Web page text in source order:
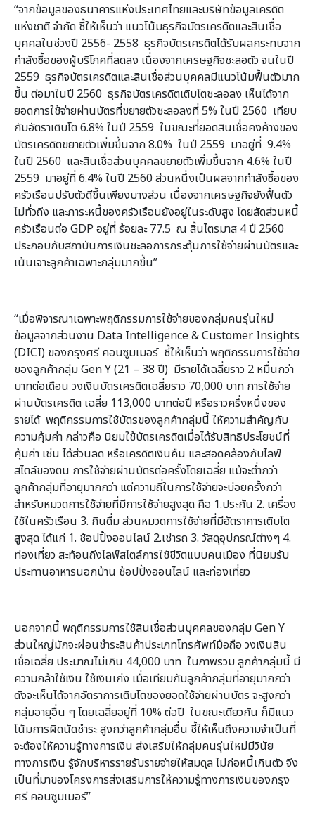
“จากข้อมูลของธนาคารแห่งประเทศไทยและบริษัทข้อมูลเครดิต
แห่งชาติ จำกัด ชี้ให้เห็นว่า แนวโน้มธุรกิจบัตรเครดิตและสินเชื่อ
บุคคลในช่วงปี 2556- 2558 ธุรกิจบัตรเครดิตได้รับผลกระทบจาก
กำลังซื้อของผู้บริโภคที่ลดลง เนื่องจากเศรษฐกิจชะลอตัว จนในปี
2559 ธุรกิจบัตรเครดิตและสินเชื่อส่วนบุคคลมีแนวโน้มฟื้นตัวมาก
ขึ้น ต่อมาในปี 2560 ธุรกิจบัตรเครดิตเติบโตชะลอลง เห็นได้จาก
ยอดการใช้จ่ายผ่านบัตรที่ขยายตัวชะลอลงที่ 5% ในปี 2560 เทียบ
กับอัตราเติบโต 6.8% ในปี 2559 ในขณะที่ยอดสินเชื่อคงค้างของ
บัตรเครดิตขยายตัวเพิ่มขึ้นจาก 8.0% ในปี 2559 มาอยู่ที่ 9.4%
ในปี 2560 และสินเชื่อส่วนบุคคลขยายตัวเพิ่มขึ้นจาก 4.6% ในปี
2559 มาอยู่ที่ 6.4% ในปี 2560 ส่วนหนึ่งเป็นผลจากกำลังซื้อของ
ครัวเรือนปรับตัวดีขึ้นเพียงบางส่วน เนื่องจากเศรษฐกิจยังฟื้นตัว
ไม่ทั่วถึง และภาระหนี้ของครัวเรือนยังอยู่ในระดับสูง โดยสัดส่วนหนี้
ครัวเรือนต่อ GDP อยู่ที่ ร้อยละ 77.5 ณ สิ้นไตรมาส 4 ปี 2560
ประกอบกับสถาบันการเงินชะลอการกระตุ้นการใช้จ่ายผ่านบัตรและ
เน้นเจาะลูกค้าเฉพาะกลุ่มมากขึ้น”
“เมื่อพิจารณาเฉพาะพฤติกรรมการใช้จ่ายของกลุ่มคนรุ่นใหม่
ข้อมูลจากส่วนงาน Data Intelligence & Customer Insights
(DICI) ของกรุงศรี คอนซูมเมอร์ ชี้ให้เห็นว่า พฤติกรรมการใช้จ่าย
ของลูกค้ากลุ่ม Gen Y (21 – 38 ปี) มีรายได้เฉลี่ยราว 2 หมื่นกว่า
บาทต่อเดือน วงเงินบัตรเครดิตเฉลี่ยราว 70,000 บาท การใช้จ่าย
ผ่านบัตรเครดิต เฉลี่ย 113,000 บาทต่อปี หรือราวครึ่งหนึ่งของ
รายได้ พฤติกรรมการใช้บัตรของลูกค้ากลุ่มนี้ ให้ความสำคัญกับ
ความคุ้มค่า กล่าวคือ นิยมใช้บัตรเครดิตเมื่อได้รับสิทธิประโยชน์ที่
คุ้มค่า เช่น ได้ส่วนลด หรือเครดิตเงินคืน และสอดคล้องกับไลฟ์
สไตล์ของตน การใช้จ่ายผ่านบัตรต่อครั้งโดยเฉลี่ย แม้จะต่ำกว่า
ลูกค้ากลุ่มที่อายุมากกว่า แต่ความถี่ในการใช้จ่ายจะบ่อยครั้งกว่า
สำหรับหมวดการใช้จ่ายที่มีการใช้จ่ายสูงสุด คือ 1.ประกัน 2. เครื่อง
ใช้ในครัวเรือน 3. กินดื่ม ส่วนหมวดการใช้จ่ายที่มีอัตราการเติบโต
สูงสุด ได้แก่ 1. ช้อปปิ้งออนไลน์ 2.เช่ารถ 3. วัสดุอุปกรณ์ต่างๆ 4.
ท่องเที่ยว สะท้อนถึงไลฟ์สไตล์การใช้ชีวิตแบบคนเมือง ที่นิยมรับ
ประทานอาหารนอกบ้าน ช้อปปิ้งออนไลน์ และท่องเที่ยว
นอกจากนี้ พฤติกรรมการใช้สินเชื่อส่วนบุคคลของกลุ่ม Gen Y
ส่วนใหญ่มักจะผ่อนชำระสินค้าประเภทโทรศัพท์มือถือ วงเงินสิน
เชื่อเฉลี่ย ประมาณไม่เกิน 44,000 บาท ในภาพรวม ลูกค้ากลุ่มนี้ มี
ความกล้าใช้เงิน ใช้เงินเก่ง เมื่อเทียบกับลูกค้ากลุ่มที่อายุมากกว่า
ดังจะเห็นได้จากอัตราการเติบโตของยอดใช้จ่ายผ่านบัตร จะสูงกว่า
กลุ่มอายุอื่น ๆ โดยเฉลี่ยอยู่ที่ 10% ต่อปี ในขณะเดียวกัน ก็มีแนว
โน้มการผิดนัดชำระ สูงกว่าลูกค้ากลุ่มอื่น ชี้ให้เห็นถึงความจำเป็นที่
จะต้องให้ความรู้ทางการเงิน ส่งเสริมให้กลุ่มคนรุ่นใหม่มีวินัย
ทางการเงิน รู้จักบริหารรายรับรายจ่ายให้สมดุล ไม่ก่อหนี้เกินตัว จึง
เป็นที่มาของโครงการส่งเสริมการให้ความรู้ทางการเงินของกรุง
ศรี คอนซูมเมอร์”